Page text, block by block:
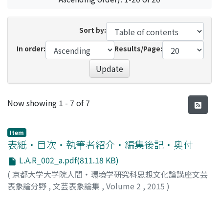
Sort by:
In order:
Results/Page:
Update
Recent Submissions
Now showing 1 - 7 of 7
Item
表紙・目次・執筆者紹介・編集後記・奥付
L.A.R_002_a.pdf(811.18 KB)
( 京都大学大学院人間・環境学研究科思想文化論講座文芸
表象論分野 , 文芸表象論集 , Volume 2 , 2015 )